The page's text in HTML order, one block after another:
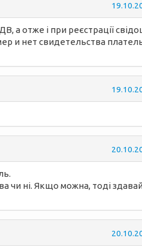
а отже і при реєстрації
и нет свидетельства
чи ні. Якщо можна, тоді